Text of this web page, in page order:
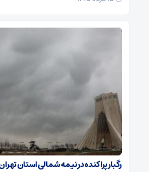
رگبار پراکنده در نیمه شمالی استان